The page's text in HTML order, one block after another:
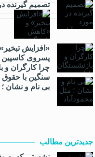
تصمیم گیرنده
«افزایش
پسروی کاسپین
چرا کارگران و
سنگین با حقوق زیر ۱۰۰
بی نام و نشان
جدیدترین مطالب